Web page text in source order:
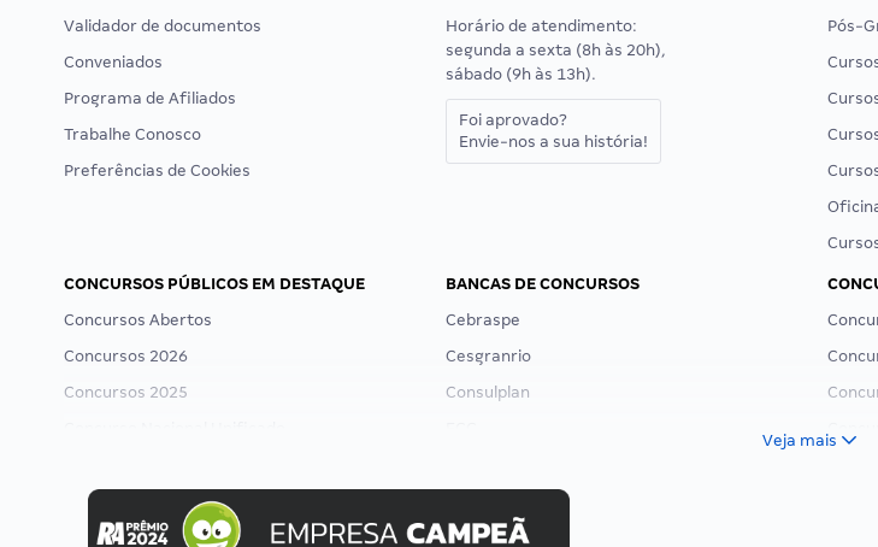
Validador de documentos
Conveniados
Programa de Afiliados
Trabalhe Conosco
Preferências de Cookies
Horário de atendimento:
segunda a sexta (8h às 20h),
sábado (9h às 13h).
Foi aprovado?
Envie-nos a sua história!
Pós-
CONCURSOS PÚBLICOS EM DESTAQUE
Concursos Abertos
Concursos 2026
Concursos 2025
Concurso MPU
Editais publicados
BANCAS DE CONCURSOS
Cebraspe
Cesgranrio
Consulplan
Selecon
Veja mais